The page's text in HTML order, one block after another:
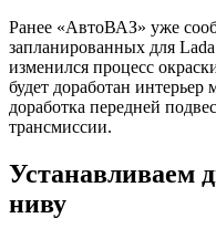
Ранее «АвтоВАЗ» уже
запланированных для
изменился процесс
будет доработан
доработка передней
трансмиссии.
Устанавливаем
ниву